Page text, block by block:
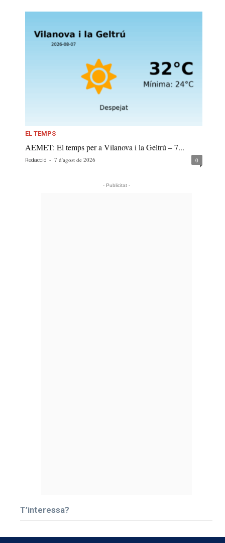
EL TEMPS
AEMET: El temps per a Vilanova i la Geltrú – 7...
Redacció - 7 d'agost de 2026 0
- Publicitat -
T’interessa?